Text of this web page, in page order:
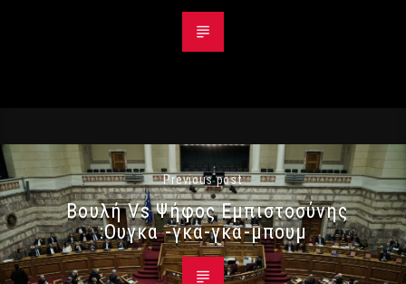
Previous post
Βουλή Vs Ψήφος Εμπιστοσύνης
:Ουγκα -γκα-γκα-μπουμ